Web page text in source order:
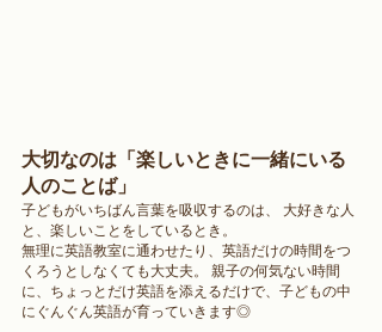
大切なのは「楽しいときに一緒にいる
人のことば」
子どもがいちばん言葉を吸収するのは、 大好きな人
と、楽しいことをしているとき。
無理に英語教室に通わせたり、英語だけの時間をつ
くろうとしなくても大丈夫。 親子の何気ない時間
に、ちょっとだけ英語を添えるだけで、子どもの中
にぐんぐん英語が育っていきます◎